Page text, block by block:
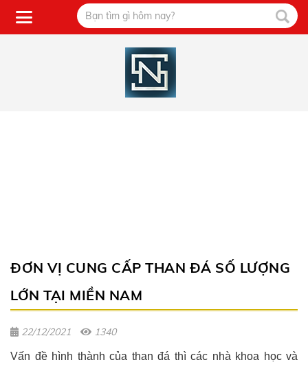
ĐƠN VỊ CUNG CẤP THAN ĐÁ SỐ LƯỢNG
LỚN TẠI MIỀN NAM
22/12/2021 1340
Vấn đề hình thành của than đá thì các nhà khoa học và